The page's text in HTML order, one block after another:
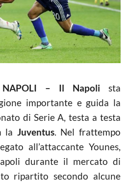
NAPOLI – Il Napoli sta
importante e guida la
di Serie A, testa a testa
la Juventus. Nel frattempo
all’attaccante Younes,
durante il mercato di
ripartito secondo alcune